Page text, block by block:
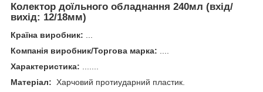
Колектор доїльного обладнання 240мл (вхід/
вихід: 12/18мм)
Країна виробник:
Компанія виробник/Торгова марка:
Характеристика:
Матеріал: Харчовий протиударний пластик.